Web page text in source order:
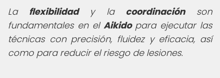
La flexibilidady la coordinaciónson
fundamentales en el Aikidopara ejecutar las
técnicas con precisión, fluidez y eficacia, así
como para reducir el riesgo de lesiones.